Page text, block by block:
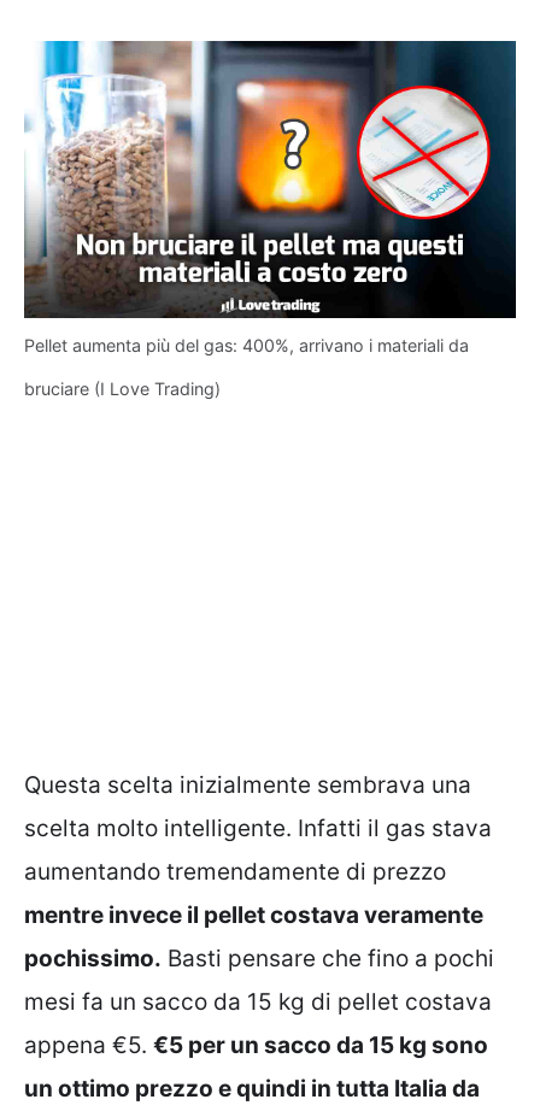
Pellet aumenta più del gas: 400%, arrivano i materiali da
bruciare (I Love Trading)
Questa scelta inizialmente sembrava una
scelta molto intelligente. Infatti il gas stava
aumentando tremendamente di prezzo
mentre invece il pellet costava veramente
pochissimo. Basti pensare che fino a pochi
mesi fa un sacco da 15 kg di pellet costava
appena €5. €5 per un sacco da 15 kg sono
un ottimo prezzo e quindi in tutta Italia da